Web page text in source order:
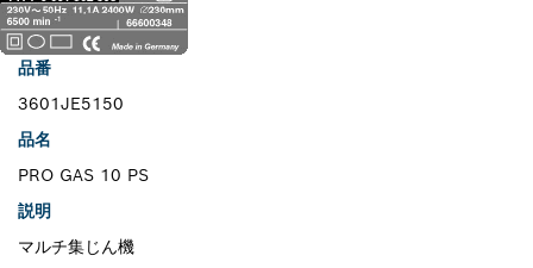
品番
3601JE5150
品名
PRO GAS 10 PS
説明
マルチ集じん機